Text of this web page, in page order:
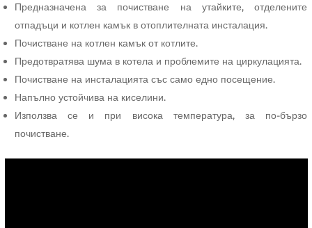
камък
Fernox
Powerflow
Machine
MKIII
Предназначена за почистване на утайките, отделените
отпадъци и котлен камък в отоплителната инсталация.
Почистване на котлен камък от котлите.
Предотвратява шума в котела и проблемите на циркулацията.
Почистване на инсталацията със само едно посещение.
Напълно устойчива на киселини.
Използва се и при висока температура, за по-бързо
почистване.